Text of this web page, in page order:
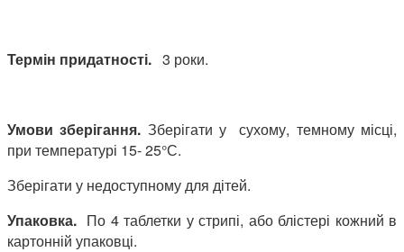
Термін придатності. 3 роки.
Умови зберігання. Зберігати у сухому, темному місці,
при температурі 15- 25°С.
Зберігати у недоступному для дітей.
Упаковка. По 4 таблетки у стрипі, або блістері кожний в
картонній упаковці.